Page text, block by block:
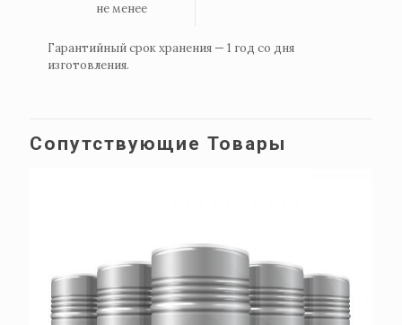
не менее
Гарантийный срок хранения — 1 год со дня
изготовления.
Сопутствующие Товары